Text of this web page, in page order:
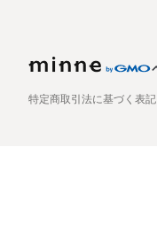
特定商取引法に基づく表記